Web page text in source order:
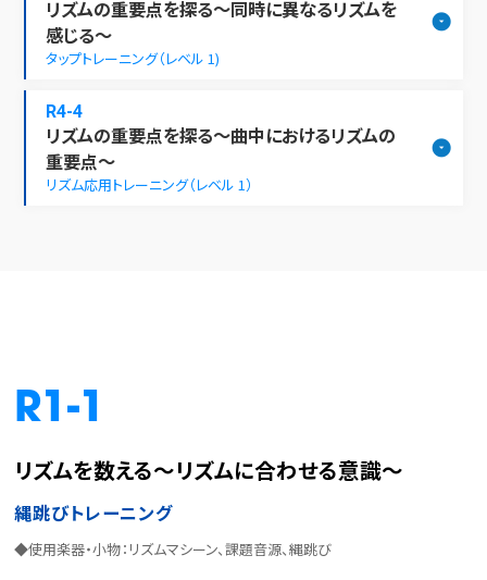
リズムの重要点を探る～同時に異なるリズムを
感じる～
タップトレーニング（レベル 1)
R4-4
リズムの重要点を探る～曲中におけるリズムの
重要点～
リズム応用トレーニング（レベル 1）
R1-1
リズムを数える～リズムに合わせる意識～
縄跳びトレーニング
◆使用楽器・小物：リズムマシーン、課題音源、縄跳び